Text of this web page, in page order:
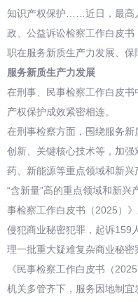
知识产权保护……近日，最高
政、公益诉讼检察工作白皮
职在服务新质生产力发展、保
服务新质生产力发展
在刑事、民事检察工作白皮书
产权保护成效紧密相连。
在刑事检察方面，围绕服务
创新、关键核心技术等，加
药、新能源等重点领域和新兴
“含新量”高的重点领域和新兴
事检察工作白皮书（2025）
侵犯商业秘密犯罪，起诉159
理一批重大疑难复杂商业秘密
《民事检察工作白皮书（
机关多管齐下，服务因地制